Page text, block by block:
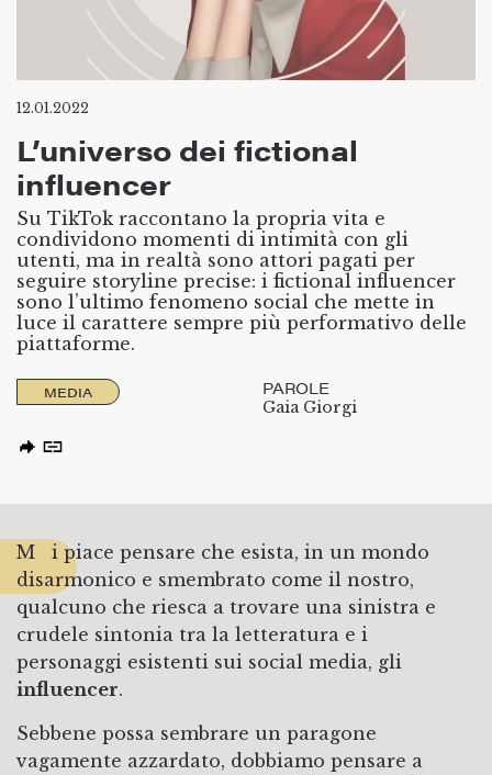
12.01.2022
L’universo dei fictional
influencer
Su TikTok raccontano la propria vita e
condividono momenti di intimità con gli
utenti, ma in realtà sono attori pagati per
seguire storyline precise: i fictional influencer
sono l’ultimo fenomeno social che mette in
luce il carattere sempre più performativo delle
piattaforme.
MEDIA PAROLE
Gaia Giorgi
Mi piace pensare che esista, in un mondo
disarmonico e smembrato come il nostro,
qualcuno che riesca a trovare una sinistra e
crudele sintonia tra la letteratura e i
personaggi esistenti sui social media, gli
influencer.
Sebbene possa sembrare un paragone
vagamente azzardato, dobbiamo pensare a